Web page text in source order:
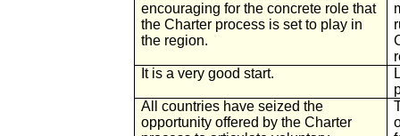
encouraging for the concrete role that
the Charter process is set to play in
the region.
It is a very good start.
All countries have seized the
opportunity offered by the Charter